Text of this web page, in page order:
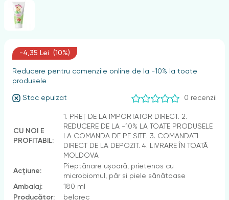
-4,35 Lei (10%)
Reducere pentru comenzile online de la -10% la toate
produsele
Stoc epuizat 0 recenzii
CU NOI E
PROFITABIL:
1. PREȚ DE LA IMPORTATOR DIRECT. 2.
REDUCERE DE LA -10% LA TOATE PRODUSELE
LA COMANDA DE PE SITE. 3. COMANDAȚI
DIRECT DE LA DEPOZIT. 4. LIVRARE ÎN TOATĂ
MOLDOVA
Acțiune:
Pieptănare ușoară, prietenos cu
microbiomul, păr și piele sănătoase
Ambalaj:
180 ml
Producător:
belorec